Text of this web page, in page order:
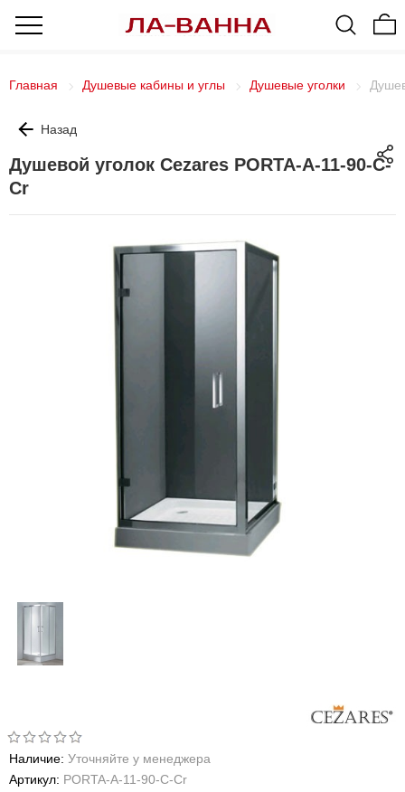
Главная Душевые кабины и углы Душевые уголки
Назад
Душевой уголок Cezares PORTA-A-11-90-C-
Cr
Наличие: Уточняйте у менеджера
Артикул: PORTA-A-11-90-C-Cr